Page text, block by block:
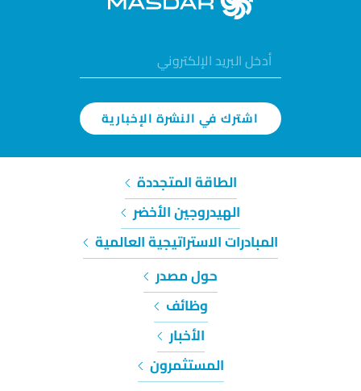
اشترك في النشرة الإخبارية
الطاقة المتجددة
الهيدروجين الأخضر
المبادرات الاستراتيجية العالمية
حول مصدر
وظائف
الأخبار
المستثمرون